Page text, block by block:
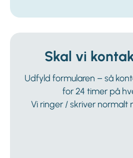
Skal vi
Udfyld formularen – så
for 24 timer på
Vi ringer / skriver normalt